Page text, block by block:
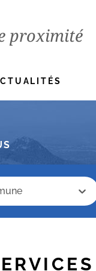
proximité
commune